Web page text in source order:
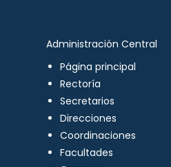
Administración Central
Página principal
Rectoría
Secretarios
Direcciones
Coordinaciones
Facultades